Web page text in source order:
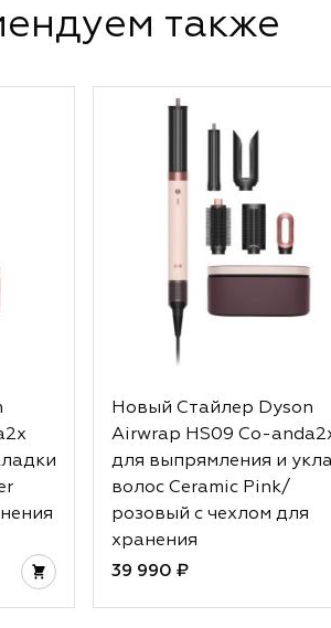
также
Новый Стайлер Dyson
Airwrap HS09 Co-
для выпрямления и
волос Ceramic Pink/
розовый с чехлом для
хранения
39 990 ₽